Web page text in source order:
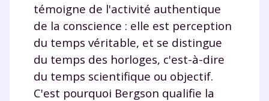
témoigne de l'activité authentique
de la conscience : elle est perception
du temps véritable, et se distingue
du temps des horloges, c'est-à-dire
du temps scientifique ou objectif.
C'est pourquoi Bergson qualifie la